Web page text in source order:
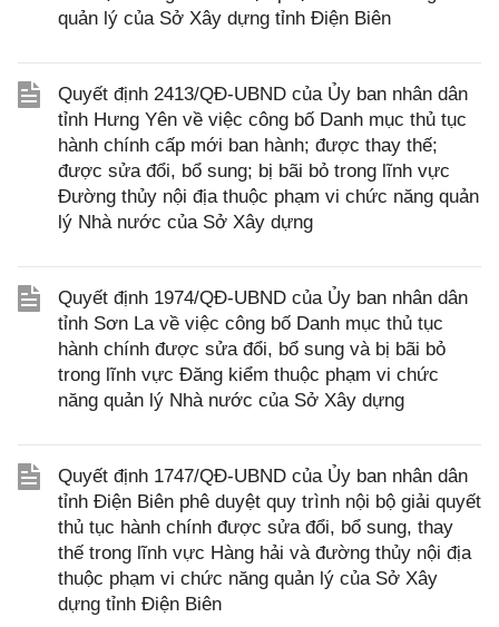
quản lý của Sở Xây dựng tỉnh Điện Biên
Quyết định 2413/QĐ-UBND của Ủy ban nhân dân
tỉnh Hưng Yên về việc công bố Danh mục thủ tục
hành chính cấp mới ban hành; được thay thế;
được sửa đổi, bổ sung; bị bãi bỏ trong lĩnh vực
Đường thủy nội địa thuộc phạm vi chức năng quản
lý Nhà nước của Sở Xây dựng
Quyết định 1974/QĐ-UBND của Ủy ban nhân dân
tỉnh Sơn La về việc công bố Danh mục thủ tục
hành chính được sửa đổi, bổ sung và bị bãi bỏ
trong lĩnh vực Đăng kiểm thuộc phạm vi chức
năng quản lý Nhà nước của Sở Xây dựng
Quyết định 1747/QĐ-UBND của Ủy ban nhân dân
tỉnh Điện Biên phê duyệt quy trình nội bộ giải quyết
thủ tục hành chính được sửa đổi, bổ sung, thay
thế trong lĩnh vực Hàng hải và đường thủy nội địa
thuộc phạm vi chức năng quản lý của Sở Xây
dựng tỉnh Điện Biên